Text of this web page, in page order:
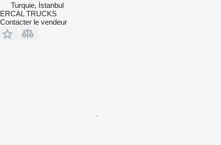
Turquie, İstanbul
ERCAL TRUCKS
Contacter le vendeur